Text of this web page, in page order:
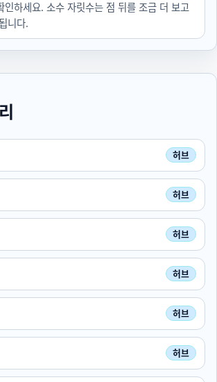
인하세요. 소수 자릿수는 점 뒤를 조금 더 보고
니다.